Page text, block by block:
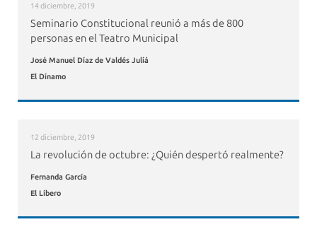
14 diciembre, 2019
Seminario Constitucional reunió a más de 800
personas en el Teatro Municipal
José Manuel Díaz de Valdés Juliá
El Dínamo
12 diciembre, 2019
La revolución de octubre: ¿Quién despertó realmente?
Fernanda García
El Líbero